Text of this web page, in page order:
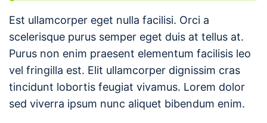
Est ullamcorper eget nulla facilisi. Orci a
scelerisque purus semper eget duis at tellus at.
Purus non enim praesent elementum facilisis leo
vel fringilla est. Elit ullamcorper dignissim cras
tincidunt lobortis feugiat vivamus. Lorem dolor
sed viverra ipsum nunc aliquet bibendum enim.